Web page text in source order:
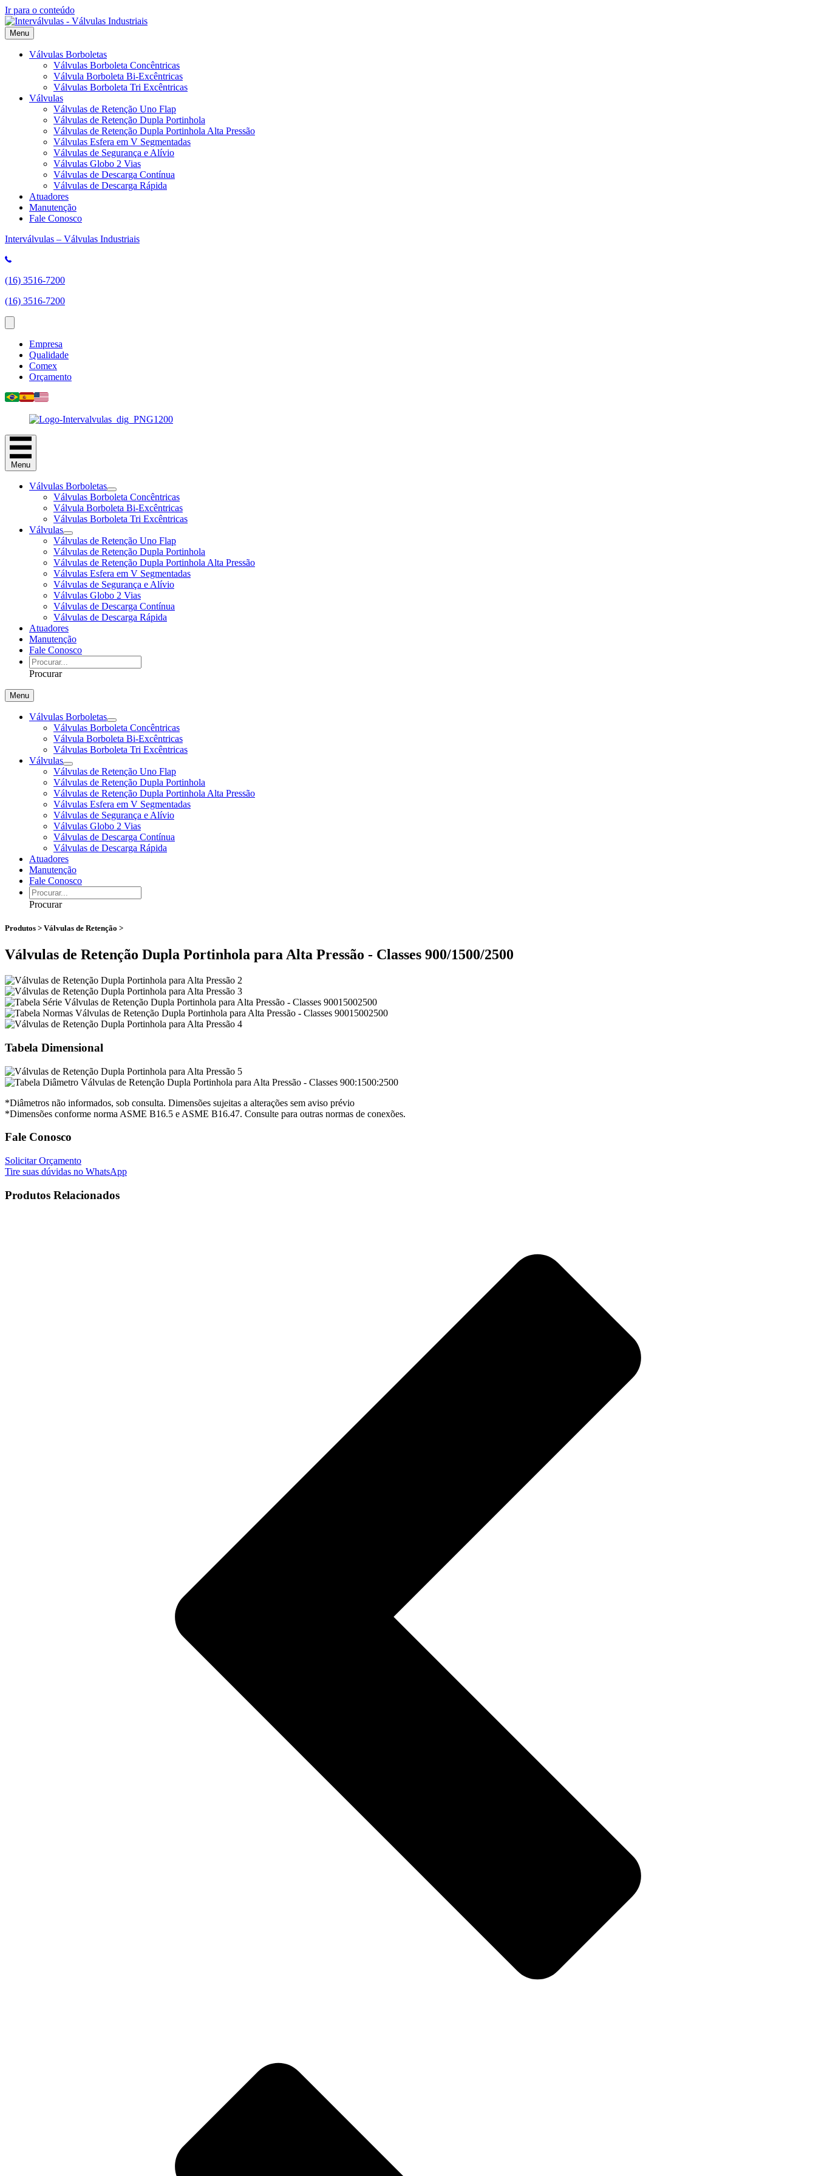
Ir para o conteúdo
Menu
Válvulas Borboletas
Válvulas Borboleta Concêntricas
Válvula Borboleta Bi-Excêntricas
Válvulas Borboleta Tri Excêntricas
Válvulas
Válvulas de Retenção Uno Flap
Válvulas de Retenção Dupla Portinhola
Válvulas de Retenção Dupla Portinhola Alta Pressão
Válvulas Esfera em V Segmentadas
Válvulas de Segurança e Alívio
Válvulas Globo 2 Vias
Válvulas de Descarga Contínua
Válvulas de Descarga Rápida
Atuadores
Manutenção
Fale Conosco
Interválvulas – Válvulas Industriais
(16) 3516-7200
(16) 3516-7200
Empresa
Qualidade
Comex
Orçamento
Menu
Válvulas Borboletas
Válvulas Borboleta Concêntricas
Válvula Borboleta Bi-Excêntricas
Válvulas Borboleta Tri Excêntricas
Válvulas
Válvulas de Retenção Uno Flap
Válvulas de Retenção Dupla Portinhola
Válvulas de Retenção Dupla Portinhola Alta Pressão
Válvulas Esfera em V Segmentadas
Válvulas de Segurança e Alívio
Válvulas Globo 2 Vias
Válvulas de Descarga Contínua
Válvulas de Descarga Rápida
Atuadores
Manutenção
Fale Conosco
Procurar
Menu
Válvulas Borboletas
Válvulas Borboleta Concêntricas
Válvula Borboleta Bi-Excêntricas
Válvulas Borboleta Tri Excêntricas
Válvulas
Válvulas de Retenção Uno Flap
Válvulas de Retenção Dupla Portinhola
Válvulas de Retenção Dupla Portinhola Alta Pressão
Válvulas Esfera em V Segmentadas
Válvulas de Segurança e Alívio
Válvulas Globo 2 Vias
Válvulas de Descarga Contínua
Válvulas de Descarga Rápida
Atuadores
Manutenção
Fale Conosco
Procurar
Produtos > Válvulas de Retenção >
Válvulas de Retenção Dupla Portinhola para Alta Pressão - Classes 900/1500/2500
Tabela Dimensional
*Diâmetros não informados, sob consulta. Dimensões sujeitas a alterações sem aviso prévio
*Dimensões conforme norma ASME B16.5 e ASME B16.47. Consulte para outras normas de conexões.
Fale Conosco
Solicitar Orçamento
Tire suas dúvidas no WhatsApp
Produtos Relacionados